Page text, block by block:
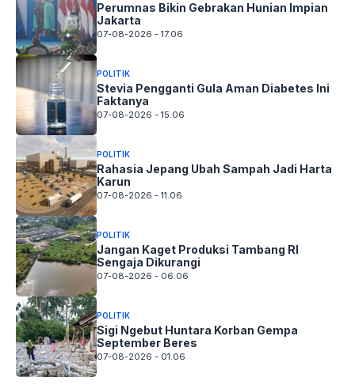
Perumnas Bikin Gebrakan Hunian Impian
Jakarta
07-08-2026 - 17.06
POLITIK
Stevia Pengganti Gula Aman Diabetes Ini
Faktanya
07-08-2026 - 15.06
POLITIK
Rahasia Jepang Ubah Sampah Jadi Harta
Karun
07-08-2026 - 11.06
POLITIK
Jangan Kaget Produksi Tambang RI
Sengaja Dikurangi
07-08-2026 - 06.06
POLITIK
Sigi Ngebut Huntara Korban Gempa
September Beres
07-08-2026 - 01.06